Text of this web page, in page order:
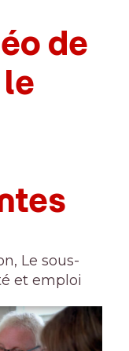
de
le
, Le sous-
et emploi